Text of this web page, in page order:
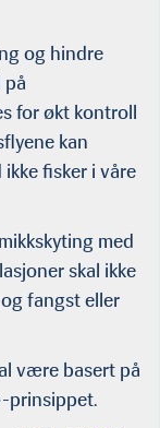
og hindre
på
for økt kontroll
kan
fisker i våre
med
skal ikke
fangst eller
være basert på
prinsippet.